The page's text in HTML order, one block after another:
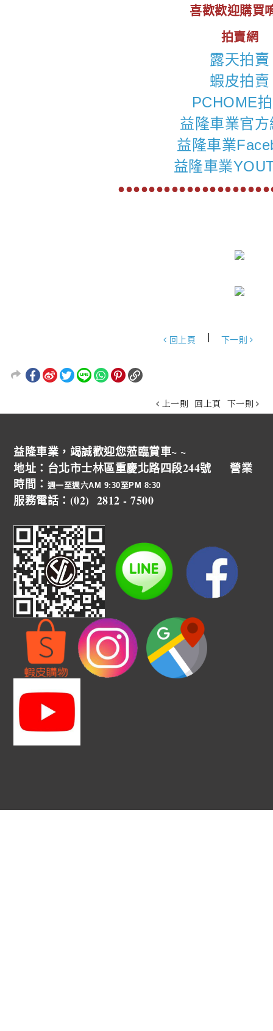
喜歡歡迎購買
拍賣網
露天拍賣
蝦皮拍賣
PCHOME
益隆車業官
益隆車業
益隆車業
回上頁 下一則
上一則 回上頁 下一則
益隆車業，竭誠歡迎您蒞臨賞車~ ~
地址：台北市士林區重慶北路四段244號 營業
時間： 週一至週六AM 9:30至PM 8:30
服務電話：(02) 2812 - 7500